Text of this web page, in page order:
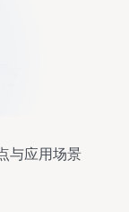
与应用场景